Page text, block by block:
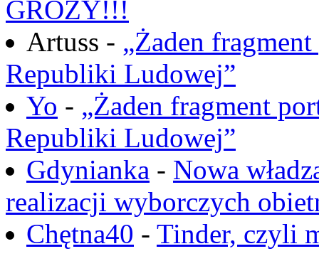
GROZY!!!
Artuss - „Żaden
Republiki Ludowej”
Yo - „Żaden fragment
Republiki Ludowej”
Gdynianka - Nowa
realizacji wyborczych
Chętna40 - Tinder, czyli